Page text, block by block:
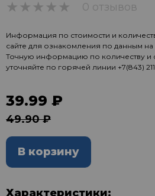
0 отзывов
Информация по стоимости и
сайте для ознакомления по данным
Точную информацию по количеству и
уточняйте по горячей линии +7(843)
39.99 ₽
49.90 ₽
В корзину
Характеристики: